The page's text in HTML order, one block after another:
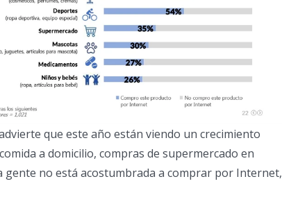
que este año están viendo un crecimiento
a domicilio, compras de supermercado en
gente no está acostumbrada a comprar por Internet,